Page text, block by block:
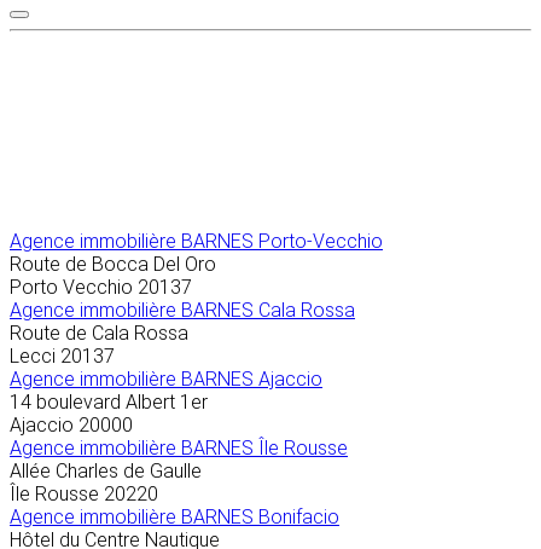
Agence immobilière BARNES Porto-Vecchio
Route de Bocca Del Oro
Porto Vecchio 20137
Agence immobilière BARNES Cala Rossa
Route de Cala Rossa
Lecci 20137
Agence immobilière BARNES Ajaccio
14 boulevard Albert 1er
Ajaccio 20000
Agence immobilière BARNES Île Rousse
Allée Charles de Gaulle
Île Rousse 20220
Agence immobilière BARNES Bonifacio
Hôtel du Centre Nautique